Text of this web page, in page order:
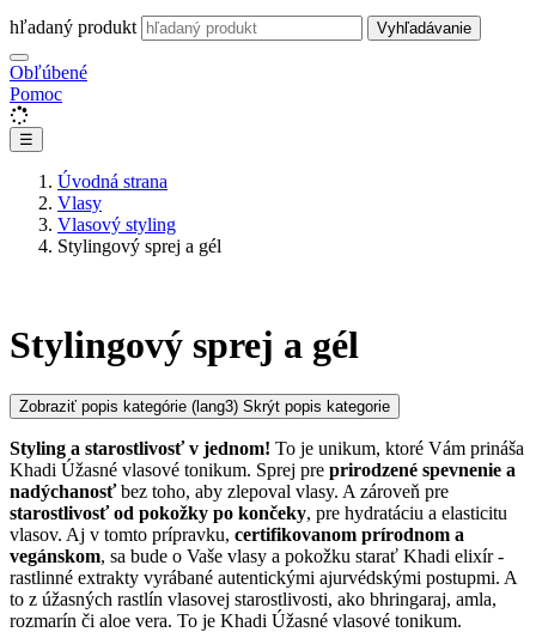
hľadaný produkt Vyhľadávanie
Obľúbené
Pomoc
☰
Úvodná strana
Vlasy
Vlasový styling
Stylingový sprej a gél
Stylingový sprej a gél
Zobraziť popis kategórie (lang3) Skrýt popis kategorie
Styling a starostlivosť v jednom! To je unikum, ktoré Vám prináša
Khadi Úžasné vlasové tonikum. Sprej pre prirodzené spevnenie a
nadýchanosťbez toho, aby zlepoval vlasy. A zároveň pre
starostlivosť od pokožky po končeky, pre hydratáciu a elasticitu
vlasov. Aj v tomto prípravku, certifikovanom prírodnom a
vegánskom, sa bude o Vaše vlasy a pokožku starať Khadi elixír -
rastlinné extrakty vyrábané autentickými ajurvédskými postupmi. A
to z úžasných rastlín vlasovej starostlivosti, ako bhringaraj, amla,
rozmarín či aloe vera. To je Khadi Úžasné vlasové tonikum.